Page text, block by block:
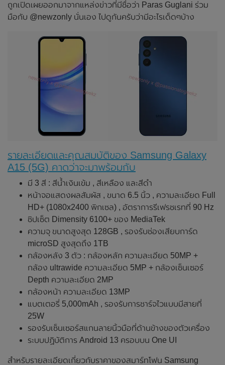
ถูกเปิดเผยออกมาจากแหล่งข่าวที่มีชื่อว่า Paras Guglani ร่วม
มือกับ @newzonly นั่นเอง ไปดูกันครับว่ามีอะไรเด็ดๆบ้าง
รายละเอียดและคุณสมบัติของ Samsung Galaxy
A15 (5G) คาดว่าจะมาพร้อมกับ
มี 3 สี : สีน้ำเงินเข้ม , สีเหลือง และสีดำ
หน้าจอแสดงผลสัมผัส , ขนาด 6.5 นิ้ว , ความละเอียด Full
HD+ (1080x2400 พิกเซล) , อัตราการรีเฟรชเรทที่ 90 Hz
ชิปเซ็ต Dimensity 6100+ ของ MediaTek
ความจุ ขนาดสูงสุด 128GB , รองรับช่องเสียบการ์ด
microSD สูงสุดถึง 1TB
กล้องหลัง 3 ตัว : กล้องหลัก ความละเอียด 50MP +
กล้อง ultrawide ความละเอียด 5MP + กล้องเซ็นเซอร์
Depth ความละเอียด 2MP
กล้องหน้า ความละเอียด 13MP
แบตเตอรี่ 5,000mAh , รองรับการชาร์จไวแบบมีสายที่
25W
รองรับเซ็นเซอร์สแกนลายนิ้วมือที่ด้านข้างของตัวเครื่อง
ระบบปฏิบัติการ Android 13 ครอบบน One UI
สำหรับรายละเอียดเกี่ยวกับราคาของสมาร์ทโฟน Samsung